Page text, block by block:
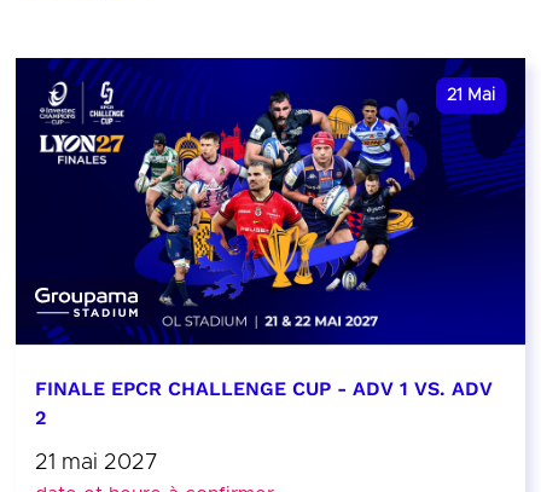
21 Mai
FINALE EPCR CHALLENGE CUP - ADV 1 VS. ADV
2
21 mai 2027